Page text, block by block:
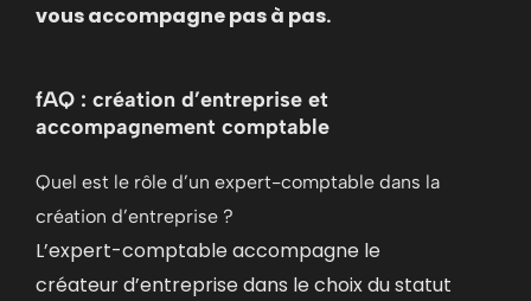
vous accompagne pas à pas.
fAQ : création d’entreprise et
accompagnement comptable
Quel est le rôle d’un expert-comptable dans la
création d’entreprise ?
L’expert-comptable accompagne le
créateur d’entreprise dans le choix du statut